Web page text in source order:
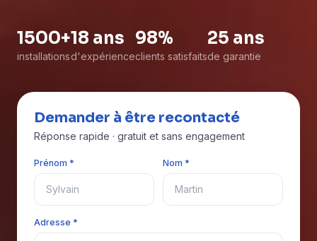
1500+
installations
18 ans
d'expérience
98%
clients satisfaits
25 ans
de garantie
Demander à être recontacté
Réponse rapide · gratuit et sans engagement
Prénom * Nom *
Adresse *